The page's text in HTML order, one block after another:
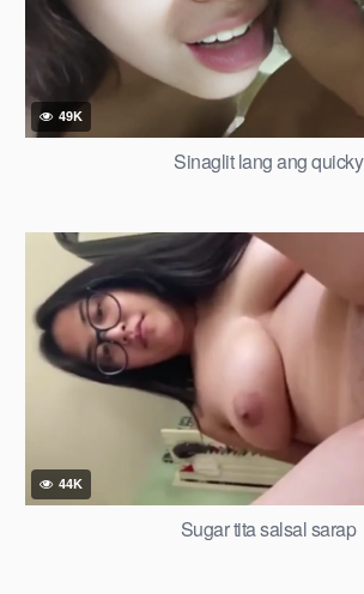
49K
Sinaglit lang ang quicky
44K
Sugar tita salsal sarap